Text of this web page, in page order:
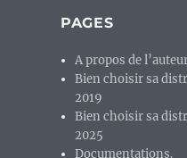
PAGES
A propos de
Bien choisir sa
2019
Bien choisir sa
2025
Documentations.